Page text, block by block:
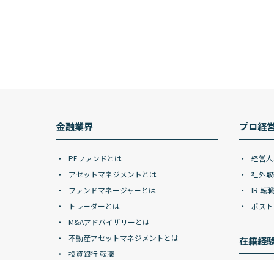
金融業界
PEファンドとは
アセットマネジメントとは
ファンドマネージャーとは
トレーダーとは
M&Aアドバイザリーとは
不動産アセットマネジメントとは
投資銀行 転職
プロ経
経営
社外
IR 転職
ポス
在籍経